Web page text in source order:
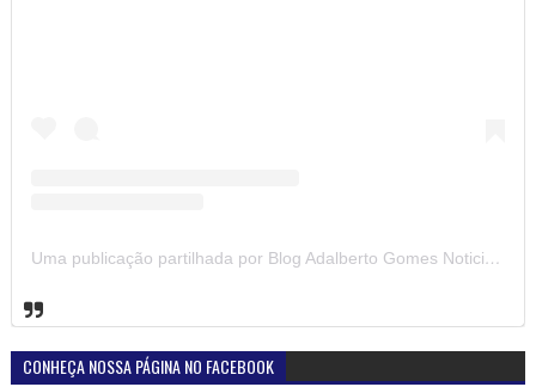
Uma publicação partilhada por Blog Adalberto Gomes Noticias (@blogadalbertogomesnoticiass)
CONHEÇA NOSSA PÁGINA NO FACEBOOK